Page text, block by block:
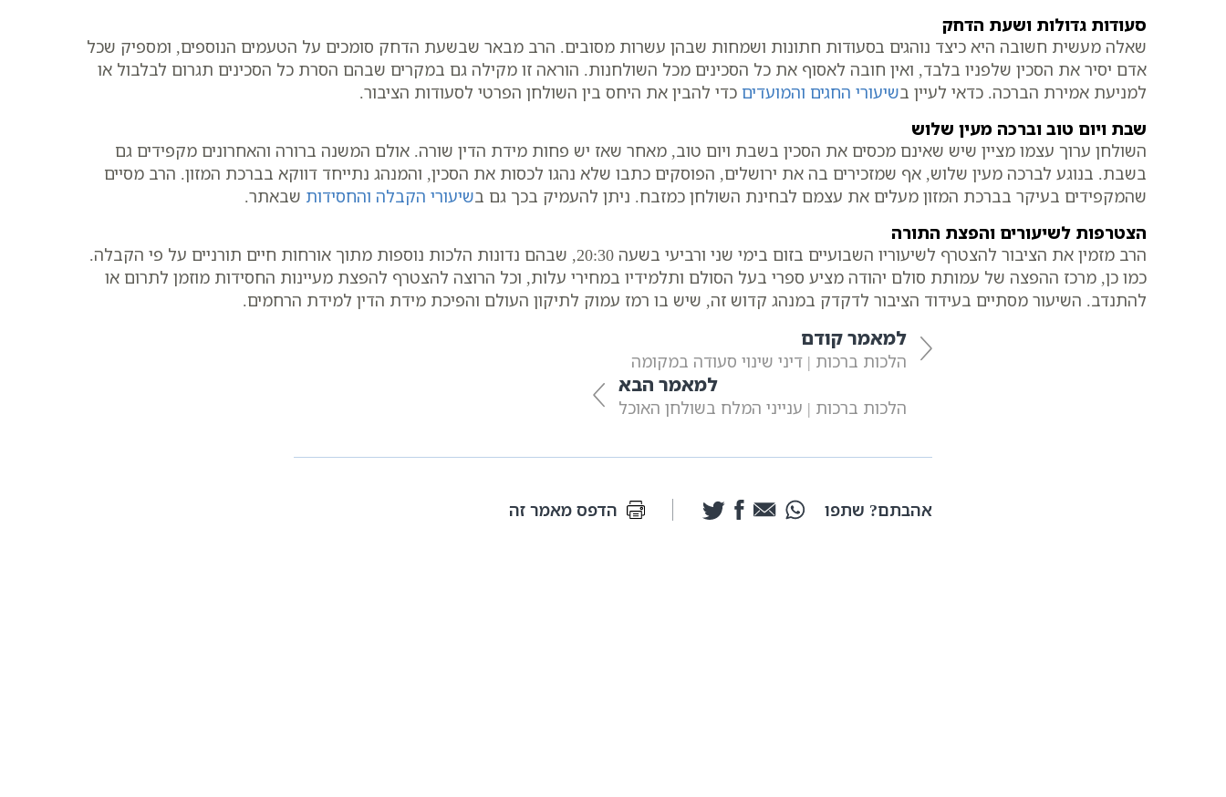
סעודות גדולות ושעת הדחק
שאלה מעשית חשובה היא כיצד נוהגים בסעודות חתונות ושמחות שבהן עשרות מסובים. הרב מבאר שבשעת הדחק סומכים על הטעמים הנוספים, ומספיק שכל
אדם יסיר את הסכין שלפניו בלבד, ואין חובה לאסוף את כל הסכינים מכל השולחנות. הוראה זו מקילה גם במקרים שבהם הסרת כל הסכינים תגרום לבלבול או
למניעת אמירת הברכה. כדאי לעיין בשיעורי החגים והמועדים כדי להבין את היחס בין השולחן הפרטי לסעודות הציבור.
שבת ויום טוב וברכה מעין שלוש
השולחן ערוך עצמו מציין שיש שאינם מכסים את הסכין בשבת ויום טוב, מאחר שאז יש פחות מידת הדין שורה. אולם המשנה ברורה והאחרונים מקפידים גם
בשבת. בנוגע לברכה מעין שלוש, אף שמזכירים בה את ירושלים, הפוסקים כתבו שלא נהגו לכסות את הסכין, והמנהג נתייחד דווקא בברכת המזון. הרב מסיים
שהמקפידים בעיקר בברכת המזון מעלים את עצמם לבחינת השולחן כמזבח. ניתן להעמיק בכך גם בשיעורי הקבלה והחסידות שבאתר.
הצטרפות לשיעורים והפצת התורה
הרב מזמין את הציבור להצטרף לשיעוריו השבועיים בזום בימי שני ורביעי בשעה 20:30, שבהם נדונות הלכות נוספות מתוך אורחות חיים תורניים על פי הקבלה.
כמו כן, מרכז ההפצה של עמותת סולם יהודה מציע ספרי בעל הסולם ותלמידיו במחירי עלות, וכל הרוצה להצטרף להפצת מעיינות החסידות מוזמן לתרום או
להתנדב. השיעור מסתיים בעידוד הציבור לדקדק במנהג קדוש זה, שיש בו רמז עמוק לתיקון העולם והפיכת מידת הדין למידת הרחמים.
למאמר קודם
הלכות ברכות | דיני שינוי סעודה במקומה
למאמר הבא
הלכות ברכות | ענייני המלח בשולחן האוכל
אהבתם? שתפו הדפס מאמר זה